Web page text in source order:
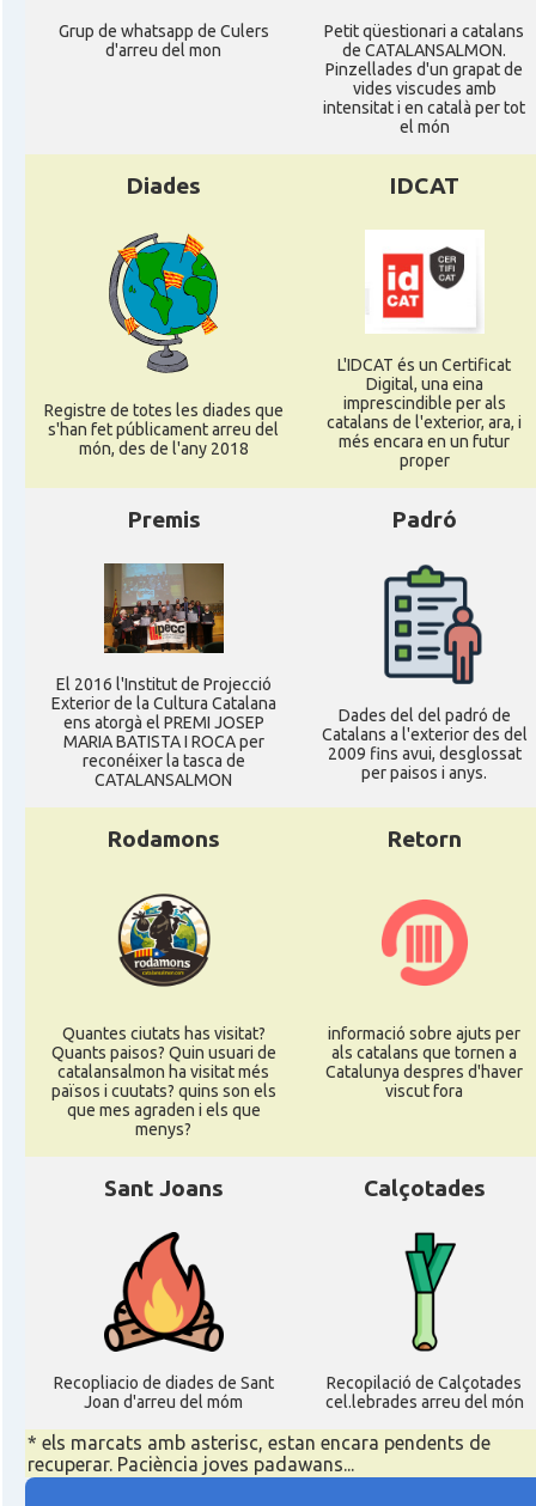
Grup de whatsapp de Culers
d'arreu del mon
Petit qüestionari a catalans
de CATALANSALMON.
Pinzellades d'un grapat de
vides viscudes amb
intensitat i en català per tot
el món
Diades
Registre de totes les diades que
s'han fet públicament arreu del
món, des de l'any 2018
IDCAT
L'IDCAT és un Certificat
Digital, una eina
imprescindible per als
catalans de l'exterior, ara, i
més encara en un futur
proper
Premis
El 2016 l'Institut de Projecció
Exterior de la Cultura Catalana
ens atorgà el PREMI JOSEP
MARIA BATISTA I ROCA per
reconéixer la tasca de
CATALANSALMON
Padró
Dades del del padró de
Catalans a l'exterior des del
2009 fins avui, desglossat
per paisos i anys.
Rodamons
Quantes ciutats has visitat?
Quants paisos? Quin usuari de
catalansalmon ha visitat més
països i cuutats? quins son els
que mes agraden i els que
menys?
Retorn
informació sobre ajuts per
als catalans que tornen a
Catalunya despres d'haver
viscut fora
Sant Joans
Recopliacio de diades de Sant
Joan d'arreu del móm
Calçotades
Recopilació de Calçotades
cel.lebrades arreu del món
* els marcats amb asterisc, estan encara pendents de
recuperar. Paciència joves padawans...